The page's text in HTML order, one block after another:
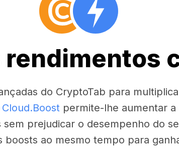
do CryptoTab para
Cloud.Boost permite-lhe aumentar
prejudicar o desempenho do
boosts ao mesmo tempo para